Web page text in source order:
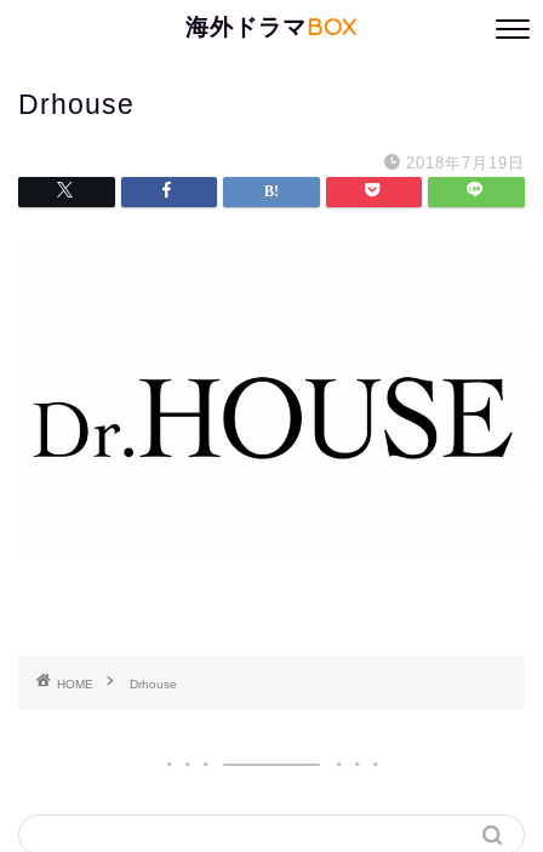
海外ドラマBOX
Drhouse
2018年7月19日
HOME Drhouse